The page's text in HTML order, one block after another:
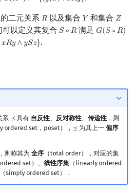
二元关系 𝑅
R以及集合 𝑌
Y 和集合 𝑍
Z
可以定义其复合 𝑆 ∘𝑅
S∘R 满足𝐺(𝑆 ∘𝑅)
𝑥𝑅𝑦∧𝑦𝑆𝑧}
G(S∘R):=
.
系 ⪯
⪯ 具有 自反性、 反对称性、 传递性，则
ordered set，poset）， ⪯
⪯ 为其上一 偏序
，则称其为全序 （total order），对应的集
set）、 线性序集（linearly ordered
simply ordered set）．